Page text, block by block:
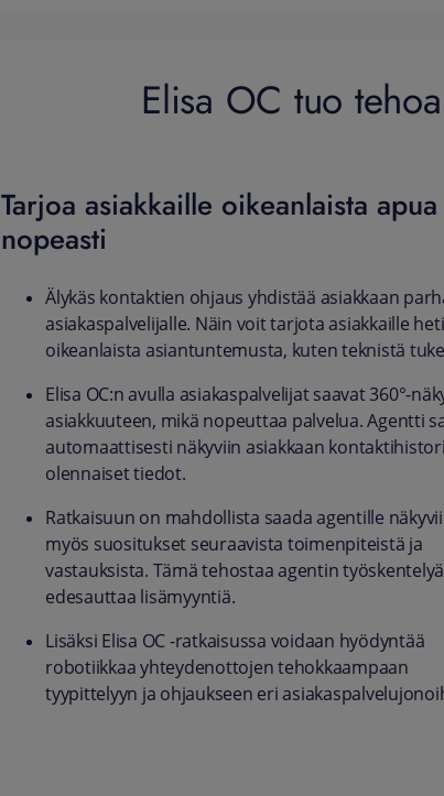
Elisa OC tuo
Tarjoa asiakkaille oikeanlaista apua
nopeasti
Älykäs kontaktien ohjaus yhdistää asiakkaan
asiakaspalvelijalle. Näin voit tarjota asiakkaille
oikeanlaista asiantuntemusta, kuten teknistä
Elisa OC:n avulla asiakaspalvelijat saavat 360°-
asiakkuuteen, mikä nopeuttaa palvelua. Agentti
automaattisesti näkyviin asiakkaan
olennaiset tiedot.
Ratkaisuun on mahdollista saada agentille
myös suositukset seuraavista toimenpiteistä ja
vastauksista. Tämä tehostaa agentin
edesauttaa lisämyyntiä.
Lisäksi Elisa OC -ratkaisussa voidaan hyödyntää
robotiikkaa yhteydenottojen tehokkaampaan
tyypittelyyn ja ohjaukseen eri